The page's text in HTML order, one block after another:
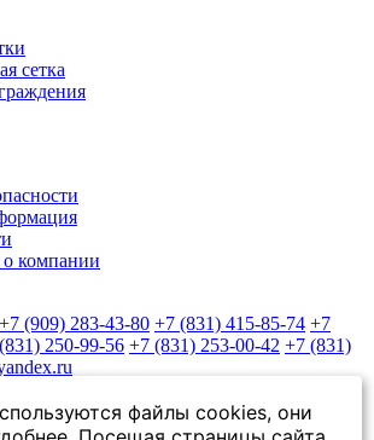
сетка
компании
+7 (909) 283-43-80 +7 (831) 415-85-74 +7
250-99-56 +7 (831) 253-00-42 +7 (831)
файлы cookies, они